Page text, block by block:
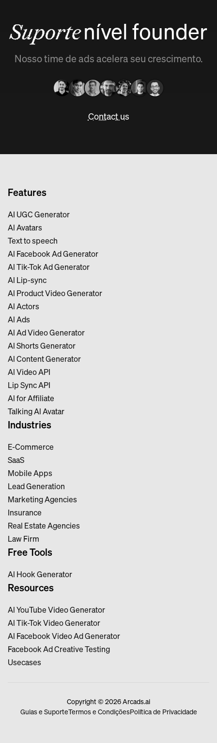
Suportenível founder
Nosso time de ads acelera seu crescimento.
Contact us
Features
AI UGC Generator
Al Avatars
Text to speech
Al Facebook Ad Generator
Al Tik-Tok Ad Generator
Al Lip-sync
Al Product Video Generator
Al Actors
Al Ads
Al Ad Video Generator
Al Shorts Generator
Al Content Generator
Al Video API
Lip Sync API
Al for Affiliate
Talking Al Avatar
Industries
E-Commerce
SaaS
Mobile Apps
Lead Generation
Marketing Agencies
Insurance
Real Estate Agencies
Law Firm
Free Tools
Al Hook Generator
Resources
Al YouTube Video Generator
Al Tik-Tok Video Generator
Al Facebook Video Ad Generator
Facebook Ad Creative Testing
Usecases
Copyright © 2026 Arcads.ai
Guias e SuporteTermos e CondiçõesPolítica de Privacidade